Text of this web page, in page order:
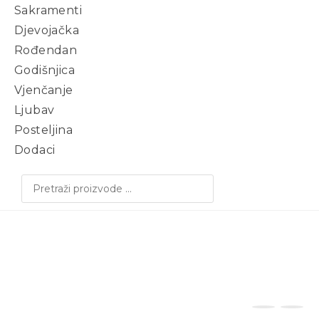
Sakramenti
Djevojačka
Rođendan
Godišnjica
Vjenčanje
Ljubav
Posteljina
Dodaci